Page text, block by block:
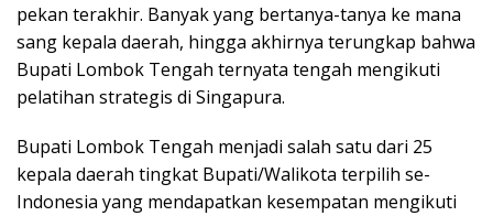
pekan terakhir. Banyak yang bertanya-tanya ke mana
sang kepala daerah, hingga akhirnya terungkap bahwa
Bupati Lombok Tengah ternyata tengah mengikuti
pelatihan strategis di Singapura.
Bupati Lombok Tengah menjadi salah satu dari 25
kepala daerah tingkat Bupati/Walikota terpilih se-
Indonesia yang mendapatkan kesempatan mengikuti